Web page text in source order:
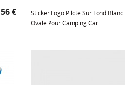
€
Sticker Logo Pilote Sur Fond Blanc
Ovale Pour Camping Car